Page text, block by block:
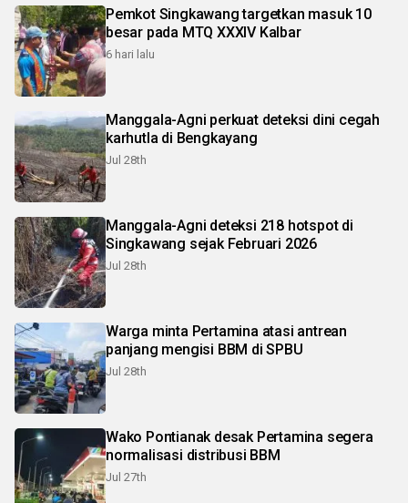
Pemkot Singkawang targetkan masuk 10
besar pada MTQ XXXIV Kalbar
6 hari lalu
Manggala-Agni perkuat deteksi dini cegah
karhutla di Bengkayang
Jul 28th
Manggala-Agni deteksi 218 hotspot di
Singkawang sejak Februari 2026
Jul 28th
Warga minta Pertamina atasi antrean
panjang mengisi BBM di SPBU
Jul 28th
Wako Pontianak desak Pertamina segera
normalisasi distribusi BBM
Jul 27th